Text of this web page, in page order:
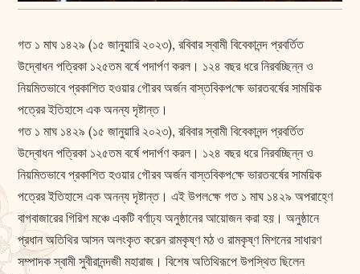
গত ১ মাঘ ১৪২৯ (১৫ জানুয়ারি ২০২৩), রবিবার স্বামী বিবেকানন্দ প্রবর্তিত
উদ্বোধন পত্রিকা ১২৫তম বর্ষে পদার্পণ করল। ১২৪ বছর ধরে নিরবচ্ছিন্ন ও
নিয়মিতভাবে প্রকাশিত হওয়ার গৌরব অর্জন বাস্তবিকপ‌ক্ষে ভারতবর্ষের সাময়িক
পত্রের ইতিহাসে এক অনন্য দৃষ্টান্ত।
গত ১ মাঘ ১৪২৯ (১৫ জানুয়ারি ২০২৩), রবিবার স্বামী বিবেকানন্দ প্রবর্তিত
উদ্বোধন পত্রিকা ১২৫তম বর্ষে পদার্পণ করল। ১২৪ বছর ধরে নিরবচ্ছিন্ন ও
নিয়মিতভাবে প্রকাশিত হওয়ার গৌরব অর্জন বাস্তবিকপ‌ক্ষে ভারতবর্ষের সাময়িক
পত্রের ইতিহাসে এক অনন্য দৃষ্টান্ত। এই উপল‌ক্ষে গত ১ মাঘ ১৪২৯ অপরাহ্ণে
বাগবাজারের গিরিশ মঞ্চে একটি বর্ণাঢ্য অনুষ্ঠানের আয়োজন করা হয়। অনুষ্ঠানে
প্রধান অতিথির আসন অলংকৃত করেন রামকৃষ্ণ মঠ ও রামকৃষ্ণ মিশনের সাধারণ
সম্পাদক স্বামী সুবীরানন্দজী মহারাজ। বিশেষ অতিথিরূপে উপস্থিত ছিলেন